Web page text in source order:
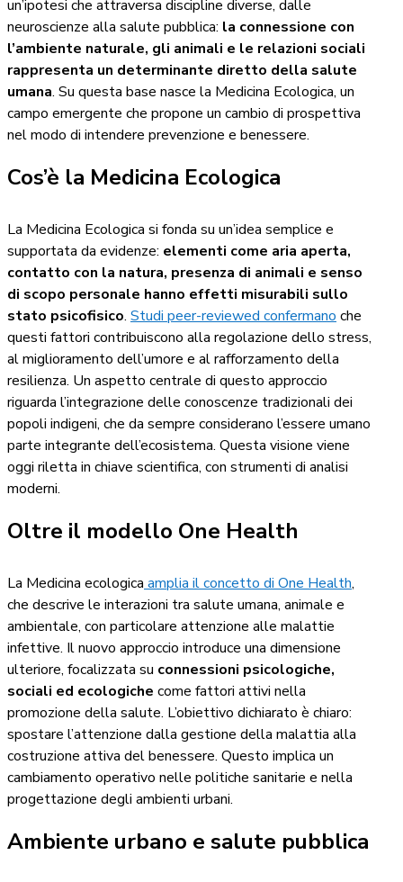
un’ipotesi che attraversa discipline diverse, dalle
neuroscienze alla salute pubblica: la connessione con
l’ambiente naturale, gli animali e le relazioni sociali
rappresenta un determinante diretto della salute
umana. Su questa base nasce la Medicina Ecologica, un
campo emergente che propone un cambio di prospettiva
nel modo di intendere prevenzione e benessere.
Cos’è la Medicina Ecologica
La Medicina Ecologica si fonda su un’idea semplice e
supportata da evidenze: elementi come aria aperta,
contatto con la natura, presenza di animali e senso
di scopo personale hanno effetti misurabili sullo
stato psicofisico. Studi peer-reviewed confermano che
questi fattori contribuiscono alla regolazione dello stress,
al miglioramento dell’umore e al rafforzamento della
resilienza. Un aspetto centrale di questo approccio
riguarda l’integrazione delle conoscenze tradizionali dei
popoli indigeni, che da sempre considerano l’essere umano
parte integrante dell’ecosistema. Questa visione viene
oggi riletta in chiave scientifica, con strumenti di analisi
moderni.
Oltre il modello One Health
La Medicina ecologica amplia il concetto di One Health,
che descrive le interazioni tra salute umana, animale e
ambientale, con particolare attenzione alle malattie
infettive. Il nuovo approccio introduce una dimensione
ulteriore, focalizzata su connessioni psicologiche,
sociali ed ecologiche come fattori attivi nella
promozione della salute. L’obiettivo dichiarato è chiaro:
spostare l’attenzione dalla gestione della malattia alla
costruzione attiva del benessere. Questo implica un
cambiamento operativo nelle politiche sanitarie e nella
progettazione degli ambienti urbani.
Ambiente urbano e salute pubblica